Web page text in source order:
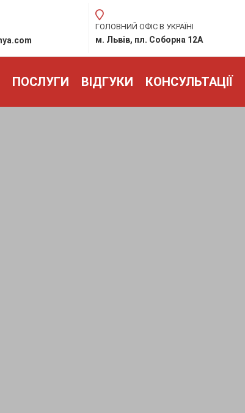
ГОЛОВНИЙ ОФІС В УКРАЇНІ
м. Львів, пл. Соборна 12А
ПОСЛУГИ ВІДГУКИ КОНСУЛЬТАЦІЇ